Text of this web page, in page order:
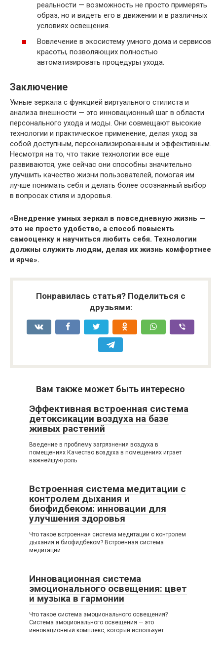
реальности — возможность не просто примерять
образ, но и видеть его в движении и в различных
условиях освещения.
Вовлечение в экосистему умного дома и сервисов
красоты, позволяющих полностью
автоматизировать процедуры ухода.
Заключение
Умные зеркала с функцией виртуального стилиста и
анализа внешности — это инновационный шаг в области
персонального ухода и моды. Они совмещают высокие
технологии и практическое применение, делая уход за
собой доступным, персонализированным и эффективным.
Несмотря на то, что такие технологии все еще
развиваются, уже сейчас они способны значительно
улучшить качество жизни пользователей, помогая им
лучше понимать себя и делать более осознанный выбор
в вопросах стиля и здоровья.
«Внедрение умных зеркал в повседневную жизнь —
это не просто удобство, а способ повысить
самооценку и научиться любить себя. Технологии
должны служить людям, делая их жизнь комфортнее
и ярче».
Понравилась статья? Поделиться с
друзьями:
Вам также может быть интересно
Эффективная встроенная система
детоксикации воздуха на базе
живых растений
Введение в проблему загрязнения воздуха в
помещениях Качество воздуха в помещениях играет
важнейшую роль
Встроенная система медитации с
контролем дыхания и
биофидбеком: инновации для
улучшения здоровья
Что такое встроенная система медитации с контролем
дыхания и биофидбеком? Встроенная система
медитации —
Инновационная система
эмоционального освещения: цвет
и музыка в гармонии
Что такое система эмоционального освещения?
Система эмоционального освещения — это
инновационный комплекс, который использует